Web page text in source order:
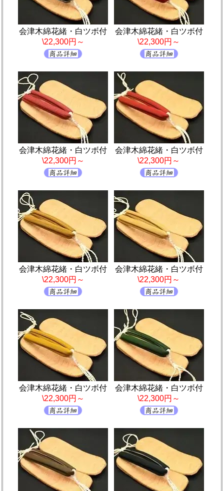
会津木綿花緒・白ツボ付
\22,300円～
会津木綿花緒・白ツボ付
\22,300円～
会津木綿花緒・白ツボ付
\22,300円～
会津木綿花緒・白ツボ付
\22,300円～
会津木綿花緒・白ツボ付
\22,300円～
会津木綿花緒・白ツボ付
\22,300円～
会津木綿花緒・白ツボ付
\22,300円～
会津木綿花緒・白ツボ付
\22,300円～